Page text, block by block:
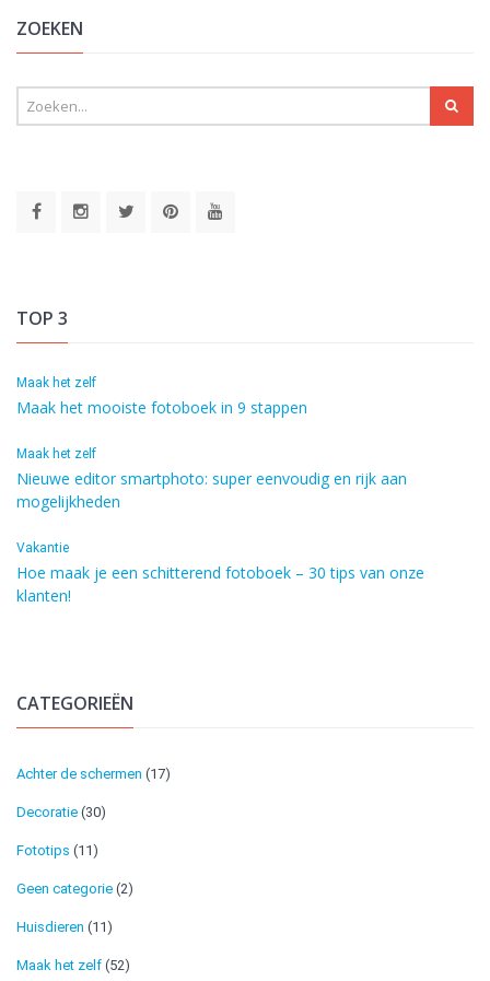
ZOEKEN
TOP 3
Maak het zelf
Maak het mooiste fotoboek in 9 stappen
Maak het zelf
Nieuwe editor smartphoto: super eenvoudig en rijk aan
mogelijkheden
Vakantie
Hoe maak je een schitterend fotoboek – 30 tips van onze
klanten!
CATEGORIEËN
Achter de schermen (17)
Decoratie (30)
Fototips (11)
Geen categorie (2)
Huisdieren (11)
Maak het zelf (52)